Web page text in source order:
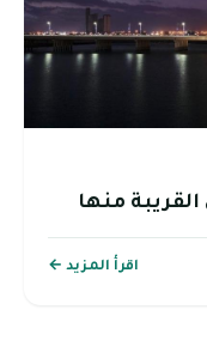
منها
اقرأ المزيد ←